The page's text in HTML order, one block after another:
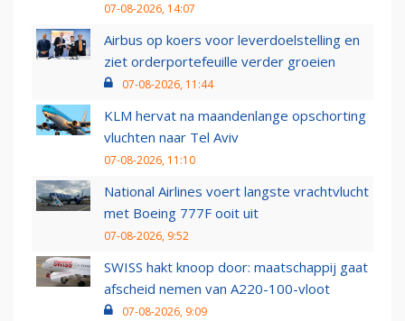
07-08-2026, 14:07
Airbus op koers voor leverdoelstelling en
ziet orderportefeuille verder groeien
07-08-2026, 11:44
KLM hervat na maandenlange opschorting
vluchten naar Tel Aviv
07-08-2026, 11:10
National Airlines voert langste vrachtvlucht
met Boeing 777F ooit uit
07-08-2026, 9:52
SWISS hakt knoop door: maatschappij gaat
afscheid nemen van A220-100-vloot
07-08-2026, 9:09